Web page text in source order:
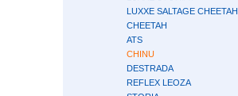
LUXXE SALTAGE CHEETAH
CHEETAH
ATS
CHINU
DESTRADA
REFLEX LEOZA